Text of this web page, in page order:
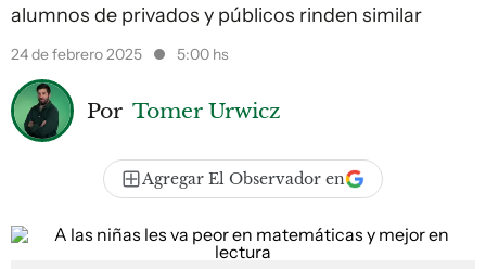
alumnos de privados y públicos rinden similar
24 de febrero 2025 5:00 hs
Por Tomer Urwicz
Agregar El Observador en